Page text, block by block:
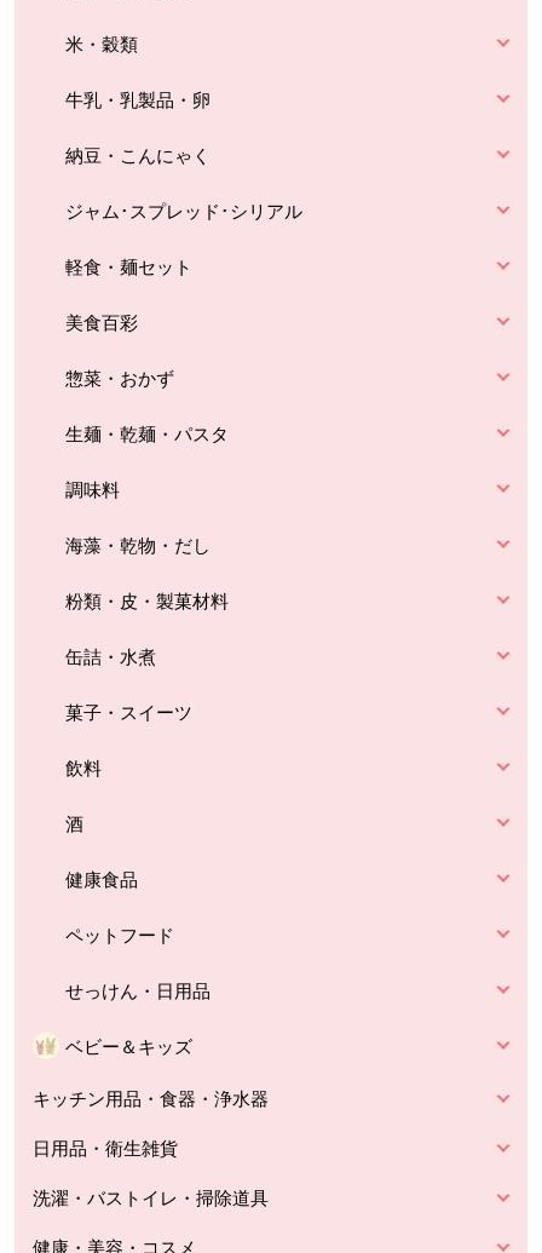
米・穀類
牛乳・乳製品・卵
納豆・こんにゃく
ジャム･スプレッド･シリアル
軽食・麺セット
美食百彩
惣菜・おかず
生麺・乾麺・パスタ
調味料
海藻・乾物・だし
粉類・皮・製菓材料
缶詰・水煮
菓子・スイーツ
飲料
酒
健康食品
ペットフード
せっけん・日用品
ベビー＆キッズ
キッチン用品・食器・浄水器
日用品・衛生雑貨
洗濯・バストイレ・掃除道具
健康・美容・コスメ